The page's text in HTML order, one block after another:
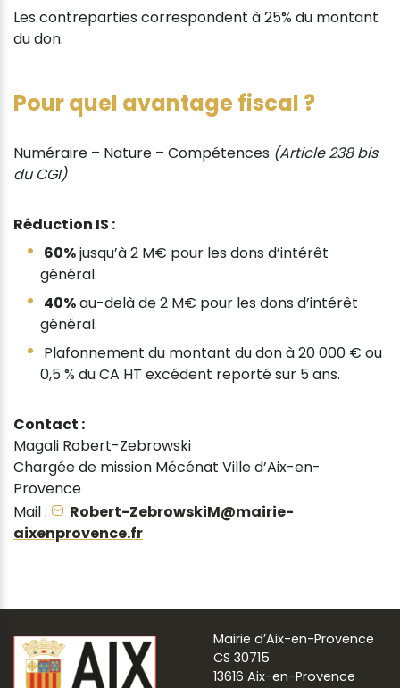
Les contreparties correspondent à 25% du montant
du don.
Pour quel avantage fiscal ?
Numéraire – Nature – Compétences (Article 238 bis
du CGI)
Réduction IS :
60%jusqu’à 2 M€ pour les dons d’intérêt
général.
40%au-delà de 2 M€ pour les dons d’intérêt
général.
Plafonnement du montant du don à 20 000 € ou
0,5 % du CA HT excédent reporté sur 5 ans.
Contact :
Magali Robert-Zebrowski
Chargée de mission Mécénat Ville d’Aix-en-
Provence
Mail :
Robert-ZebrowskiM@mairie-
aixenprovence.fr
Mairie d’Aix-en-Provence
CS 30715
13616 Aix-en-Provence